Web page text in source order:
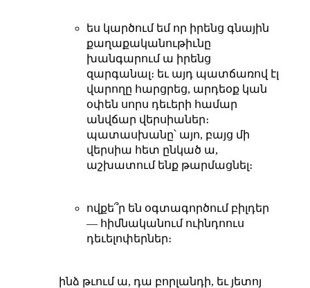
ես կարծում եմ որ իրենց գնային
քաղաքականութիւնը
խանգարում ա իրենց
զարգանալ։ եւ այդ պատճառով էլ
վարողը հարցրեց, արդեօք կան
օփեն սորս դեւերի համար
անվճար վերսիաներ։
պատասխանը՝ այո, բայց մի
վերսիա հետ ընկած ա,
աշխատում ենք թարմացնել։
ովքե՞ր են օգտագործում բիլդեր
— հիմնականում ուինդոուս
դեւելոփերներ։
ինձ թւում ա, դա բորլանդի, եւ յետոյ